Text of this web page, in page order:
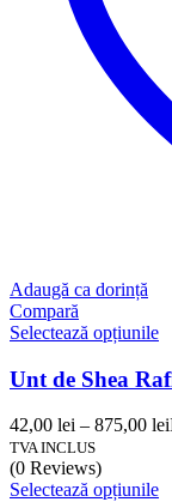
Adaugă ca dorință
Compară
Selectează opțiunile
Unt de Shea
42,00 lei – 875,00 lei
TVA INCLUS
(0 Reviews)
Selectează opțiunile